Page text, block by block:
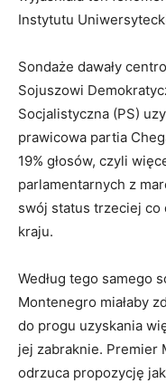
Instytutu
Sondaże dawały
Sojuszowi
Socjalistyczna (PS)
prawicowa partia
19% głosów, czyli
parlamentarnych z
swój status trzeciej co
kraju.
Według tego samego
Montenegro miałaby
do progu uzyskania
jej zabraknie. Premier
odrzuca propozycję